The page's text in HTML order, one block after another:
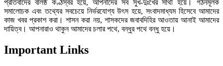
প্রতিবাদের বলিষ্ঠ কণ্ঠস্বর হয়ে, আপনাদের সব সুখ-দুঃখের সাথী হয়ে। গঠনমূলক
সমালোচক এবং তথ্যের সবচেয়ে নির্ভরযোগ্য উ‍ৎস হয়ে, সংবাদমাধ্যম হিসেবে আমাদের
কাজ খবর প্রকাশ করা। শাসন করা নয়, শাসকদের জবাবদিহির আওতায় আনাই আমাদের
দায়িত্ব। আপনারাও থাকুন আমাদের চলার পথে, বন্ধুর পথে বন্ধু হয়ে।
Important Links